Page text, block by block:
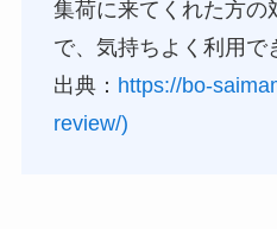
集荷に来てくれた方の
で、気持ちよく利用で
出典： https://bo-
review/)